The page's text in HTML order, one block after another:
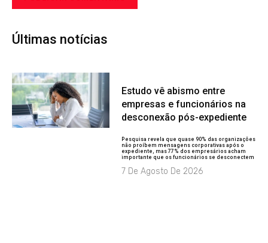
Últimas notícias
Estudo vê abismo entre
empresas e funcionários na
desconexão pós-expediente
Pesquisa revela que quase 90% das organizações
não proíbem mensagens corporativas após o
expediente, mas 77% dos empresários acham
importante que os funcionários se desconectem
7 De Agosto De 2026